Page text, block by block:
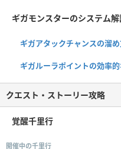
ギガモンスターのシステム
ギガアタックチャンスの溜
ギガルーラポイントの効率
クエスト・ストーリー攻略
覚醒千里行
開催中の千里行